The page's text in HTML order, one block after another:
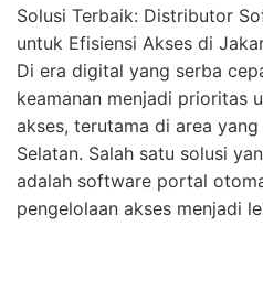
Solusi Terbaik: Distributor
untuk Efisiensi Akses di
Di era digital yang serba
keamanan menjadi prioritas
akses, terutama di area
Selatan. Salah satu solusi
adalah software portal
pengelolaan akses menjadi